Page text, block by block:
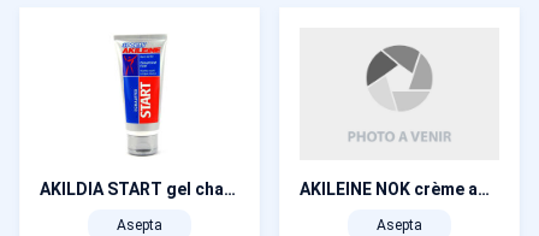
AKILDIA START gel chauffant tube 75 ml
Asepta
AKILEINE NOK crème anti-frottements tube 75 ml
Asepta